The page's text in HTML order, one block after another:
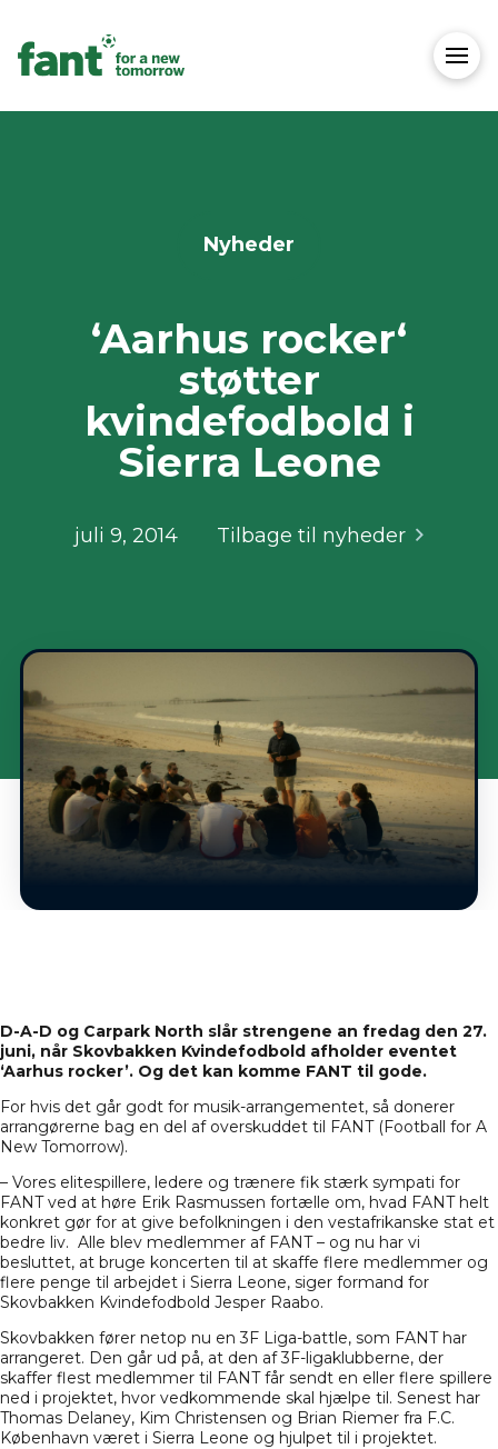
Nyheder
‘Aarhus rocker‘
støtter
kvindefodbold i
Sierra Leone
juli 9, 2014 Tilbage til nyheder
D-A-D og Carpark North slår strengene an fredag den 27.
juni, når Skovbakken Kvindefodbold afholder eventet
‘Aarhus rocker’. Og det kan komme FANT til gode.
For hvis det går godt for musik-arrangementet, så donerer
arrangørerne bag en del af overskuddet til FANT (Football for A
New Tomorrow).
– Vores elitespillere, ledere og trænere fik stærk sympati for
FANT ved at høre Erik Rasmussen fortælle om, hvad FANT helt
konkret gør for at give befolkningen i den vestafrikanske stat et
bedre liv. Alle blev medlemmer af FANT – og nu har vi
besluttet, at bruge koncerten til at skaffe flere medlemmer og
flere penge til arbejdet i Sierra Leone, siger formand for
Skovbakken Kvindefodbold Jesper Raabo.
Skovbakken fører netop nu en 3F Liga-battle, som FANT har
arrangeret. Den går ud på, at den af 3F-ligaklubberne, der
skaffer flest medlemmer til FANT får sendt en eller flere spillere
ned i projektet, hvor vedkommende skal hjælpe til. Senest har
Thomas Delaney, Kim Christensen og Brian Riemer fra F.C.
København været i Sierra Leone og hjulpet til i projektet.